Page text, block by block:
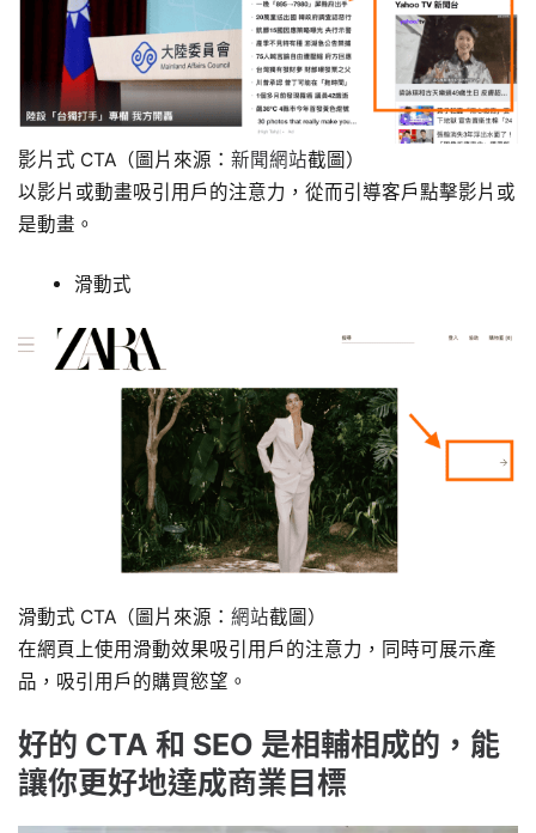
影片式 CTA（圖片來源： 新聞網站截圖）
以影片或動畫吸引用戶的注意力，從而引導客戶點擊影片或
是動畫。
滑動式
滑動式 CTA（圖片來源： 網站截圖）
在網頁上使用滑動效果吸引用戶的注意力，同時可展示產
品，吸引用戶的購買慾望。
好的 CTA 和 SEO 是相輔相成的，能
讓你更好地達成商業目標